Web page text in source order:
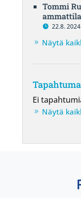
Tommi
22.8. 2024
Näytä
Ei
Näytä